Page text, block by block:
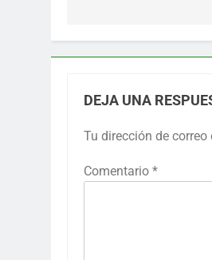
DEJA UNA
Tu dirección de
Comentario *